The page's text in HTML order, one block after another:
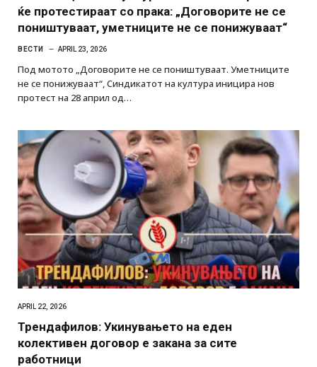
ќе протестираат со прака: „Договорите не се
поништуваат, уметниците не се понижуваат“
ВЕСТИ APRIL 23, 2026
Под мотото „Договорите не се поништуваат. Уметниците
не се понижуваат“, Синдикатот на култура иницира нов
протест на 28 април од…
APRIL 22, 2026
Трендафилов: Укинувањето на еден
колективен договор е закана за сите
работници